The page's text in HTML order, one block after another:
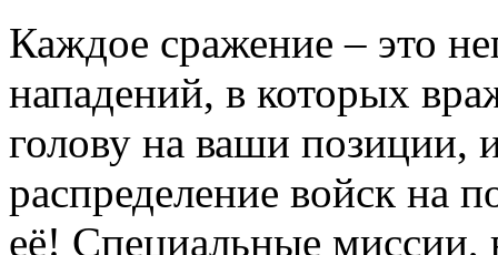
Каждое сражение – это
нападений, в которых
голову на ваши позиции,
распределение войск на
её! Специальные миссии,